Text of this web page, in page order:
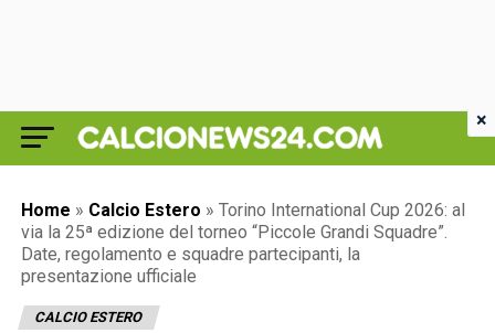
Home » Calcio Estero » Torino International Cup 2026: al
via la 25ª edizione del torneo “Piccole Grandi Squadre”.
Date, regolamento e squadre partecipanti, la
presentazione ufficiale
CALCIO ESTERO
×